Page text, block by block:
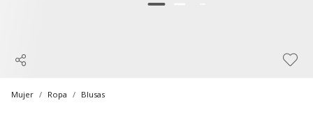
Mujer Ropa Blusas